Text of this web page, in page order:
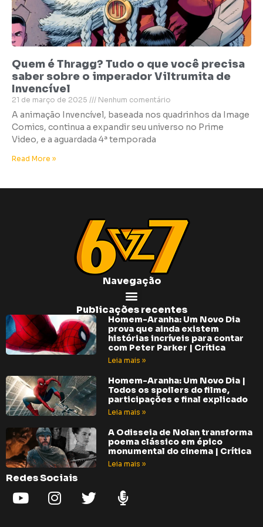
Quem é Thragg? Tudo o que você precisa
saber sobre o imperador Viltrumita de
Invencível
21 de março de 2025 Nenhum comentário
A animação Invencível, baseada nos quadrinhos da Image
Comics, continua a expandir seu universo no Prime
Video, e a aguardada 4ª temporada
Read More »
Navegação
Publicações recentes
Homem-Aranha: Um Novo Dia
prova que ainda existem
histórias incríveis para contar
com Peter Parker | Crítica
Leia mais »
Homem-Aranha: Um Novo Dia |
Todos os spoilers do filme,
participações e final explicado
Leia mais »
A Odisseia de Nolan transforma
poema clássico em épico
monumental do cinema | Crítica
Leia mais »
Redes Sociais